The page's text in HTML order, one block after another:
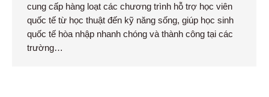
cung cấp hàng loạt các chương trình hỗ trợ học viên
quốc tế từ học thuật đến kỹ năng sống, giúp học sinh
quốc tế hòa nhập nhanh chóng và thành công tại các
trường…